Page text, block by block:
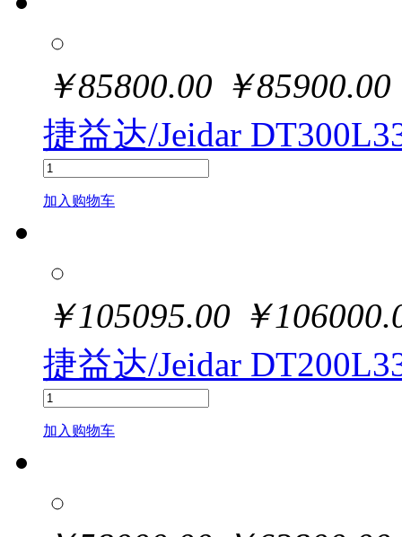
￥85800.00 ￥85900.00
捷益达/Jeidar
加入购物车
￥105095.00 ￥
捷益达/Jeidar
加入购物车